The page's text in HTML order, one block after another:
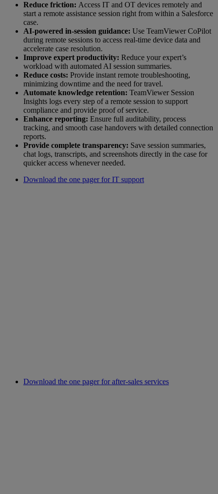
Reduce friction: Access IT and OT devices remotely and
start a remote assistance session right from within a Salesforce
case.
AI-powered in-session guidance: Use TeamViewer CoPilot
during remote sessions to access real-time device data and
accelerate case resolution.
Improve expert productivity: Reduce your expert’s
workload with automated AI session summaries.
Reduce costs: Provide instant remote troubleshooting,
minimizing downtime and the need for travel.
Automate knowledge retention: TeamViewer Session
Insights logs every step of a remote session to support
compliance and provide proof of service.
Enhance reporting: Ensure full auditability, process
tracking, and smooth case handovers with detailed connection
reports.
Provide complete transparency: Save session summaries,
chat logs, transcripts, and screenshots directly in the case for
quicker access whenever needed.
Download the one pager for IT support
Download the one pager for after-sales services